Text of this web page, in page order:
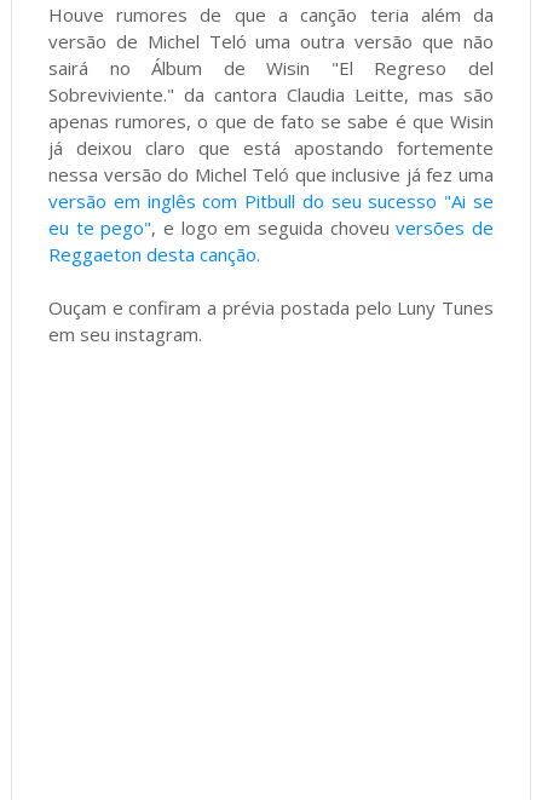
Houve rumores de que a canção teria além da
versão de Michel Teló uma outra versão que não
sairá no Álbum de Wisin "El Regreso del
Sobreviviente." da cantora Claudia Leitte, mas são
apenas rumores, o que de fato se sabe é que Wisin
já deixou claro que está apostando fortemente
nessa versão do Michel Teló que inclusive já fez uma
versão em inglês com Pitbull do seu sucesso "Ai se
eu te pego", e logo em seguida choveuversões de
Reggaeton desta canção.
Ouçam e confiram a prévia postada pelo Luny Tunes
em seu instagram.